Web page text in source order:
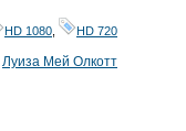
HD 1080 HD 720
Луиза Мей Олкотт